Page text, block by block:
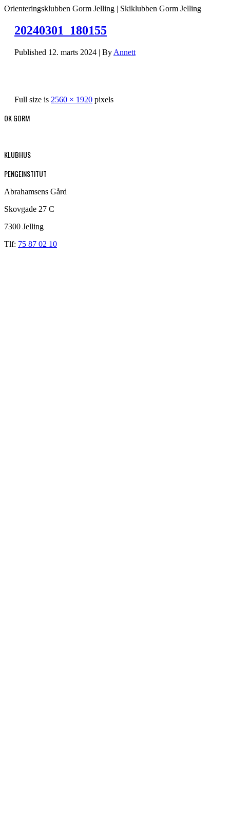
Orienteringsklubben Gorm Jelling | Skiklubben Gorm Jelling
20240301_180155
Published 12. marts 2024 | By Annett
Full size is 2560 × 1920 pixels
OK GORM
KLUBHUS
PENGEINSTITUT
Abrahamsens Gård
Skovgade 27 C
7300 Jelling
Tlf: 75 87 02 10